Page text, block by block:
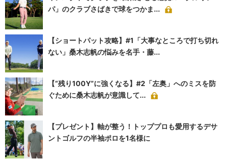
パ」のクラブさばきで球をつかま...
【ショートパット攻略】#1「大事なところで打ち切れ
ない」桑木志帆の悩みを名手・藤...
【“残り100Y”に強くなる】#2「左奥」へのミスを防
ぐために桑木志帆が意識して...
【プレゼント】軸が整う！トッププロも愛用するデサ
ントゴルフの半袖ポロを1名様に